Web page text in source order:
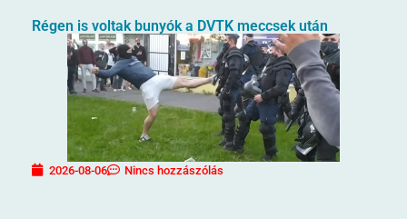
Régen is voltak bunyók a DVTK meccsek után
2026-08-06 Nincs hozzászólás